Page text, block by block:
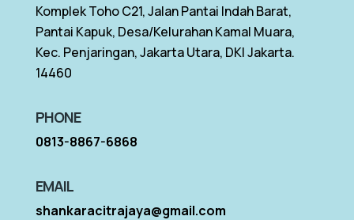
Komplek Toho C21, Jalan Pantai Indah Barat,
Pantai Kapuk, Desa/Kelurahan Kamal Muara,
Kec. Penjaringan, Jakarta Utara, DKI Jakarta.
14460
PHONE
0813-8867-6868
EMAIL
shankaracitrajaya@gmail.com